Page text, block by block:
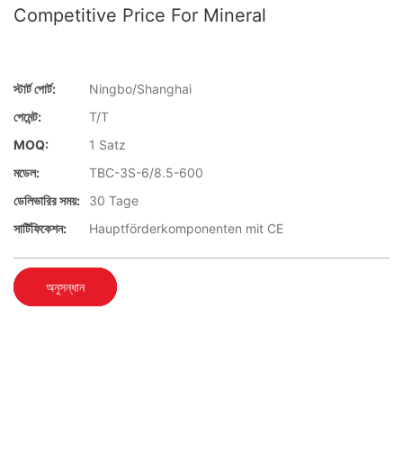
Competitive Price For Mineral
স্টার্ট পোর্ট:
Ningbo/Shanghai
পেমেন্ট:
T/T
MOQ:
1 Satz
মডেল:
TBC-3S-6/8.5-600
ডেলিভারির সময়:
30 Tage
সার্টিফিকেশন:
Hauptförderkomponenten mit CE
অনুসন্ধান